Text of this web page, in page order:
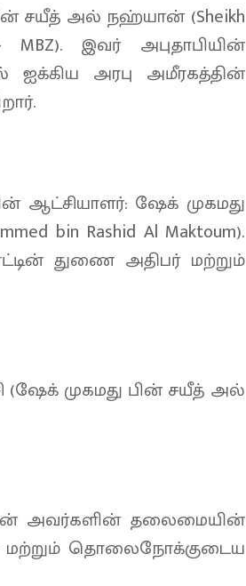
சயீத் அல் நஹ்யான் (Sheikh
MBZ). இவர் அபுதாபியின்
ஐக்கிய அரபு அமீரகத்தின்
ஆட்சியாளர்: ஷேக் முகமது
bin Rashid Al Maktoum).
துணை அதிபர் மற்றும்
முகமது பின் சயீத் அல்
அவர்களின் தலைமையின்
மற்றும் தொலைநோக்குடைய